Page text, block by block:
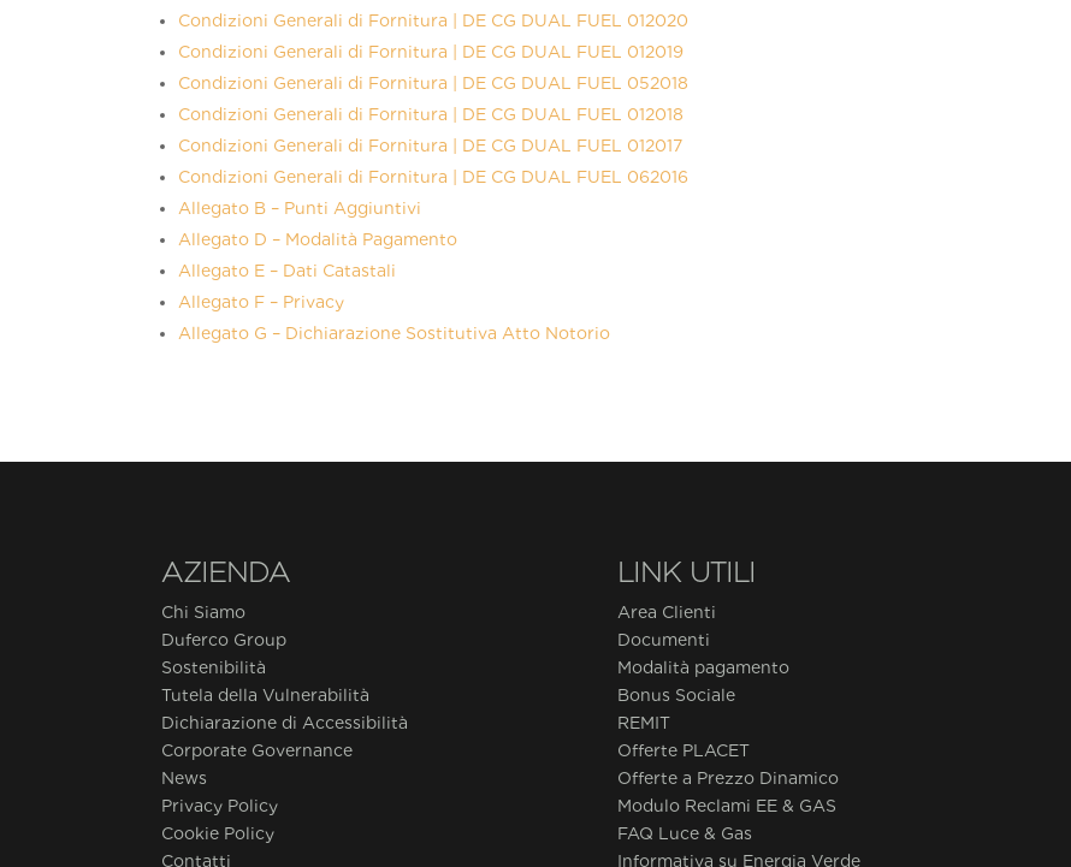
Condizioni Generali di Fornitura | DE CG DUAL FUEL 012020
Condizioni Generali di Fornitura | DE CG DUAL FUEL 012019
Condizioni Generali di Fornitura | DE CG DUAL FUEL 052018
Condizioni Generali di Fornitura | DE CG DUAL FUEL 012018
Condizioni Generali di Fornitura | DE CG DUAL FUEL 012017
Condizioni Generali di Fornitura | DE CG DUAL FUEL 062016
Allegato B – Punti Aggiuntivi
Allegato D – Modalità Pagamento
Allegato E – Dati Catastali
Allegato F – Privacy
Allegato G – Dichiarazione Sostitutiva Atto Notorio
AZIENDA
Chi Siamo
Duferco Group
Sostenibilità
Tutela della Vulnerabilità
Dichiarazione di Accessibilità
Corporate Governance
News
Privacy Policy
Cookie Policy
Contatti
LINK UTILI
Area Clienti
Documenti
Modalità pagamento
Bonus Sociale
REMIT
Offerte PLACET
Offerte a Prezzo Dinamico
Modulo Reclami EE & GAS
FAQ Luce & Gas
Informativa su Energia Verde